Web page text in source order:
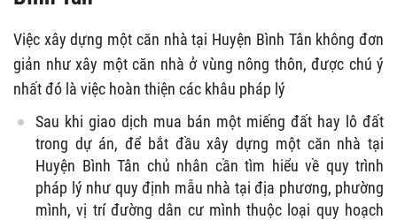
Việc xây dựng một căn nhà tại Huyện Bình Tân không đơn
giản như xây một căn nhà ở vùng nông thôn, được chú ý
nhất đó là việc hoàn thiện các khâu pháp lý
Sau khi giao dịch mua bán một miếng đất hay lô đất
trong dự án, để bắt đầu xây dựng một căn nhà tại
Huyện Bình Tân chủ nhân cần tìm hiểu về quy trình
pháp lý như quy định mẫu nhà tại địa phương, phường
mình, vị trí đường dân cư mình thuộc loại quy hoạch